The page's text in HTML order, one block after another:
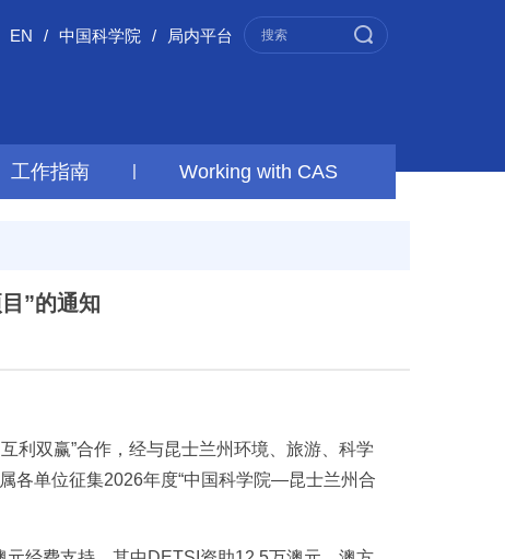
局内平台
/
中国科学院
/
EN
工作指南 | Working with CAS
”的通知
利双赢”合作，经与昆士兰州环境、旅游、科学
各单位征集2026年度“中国科学院—昆士兰州合